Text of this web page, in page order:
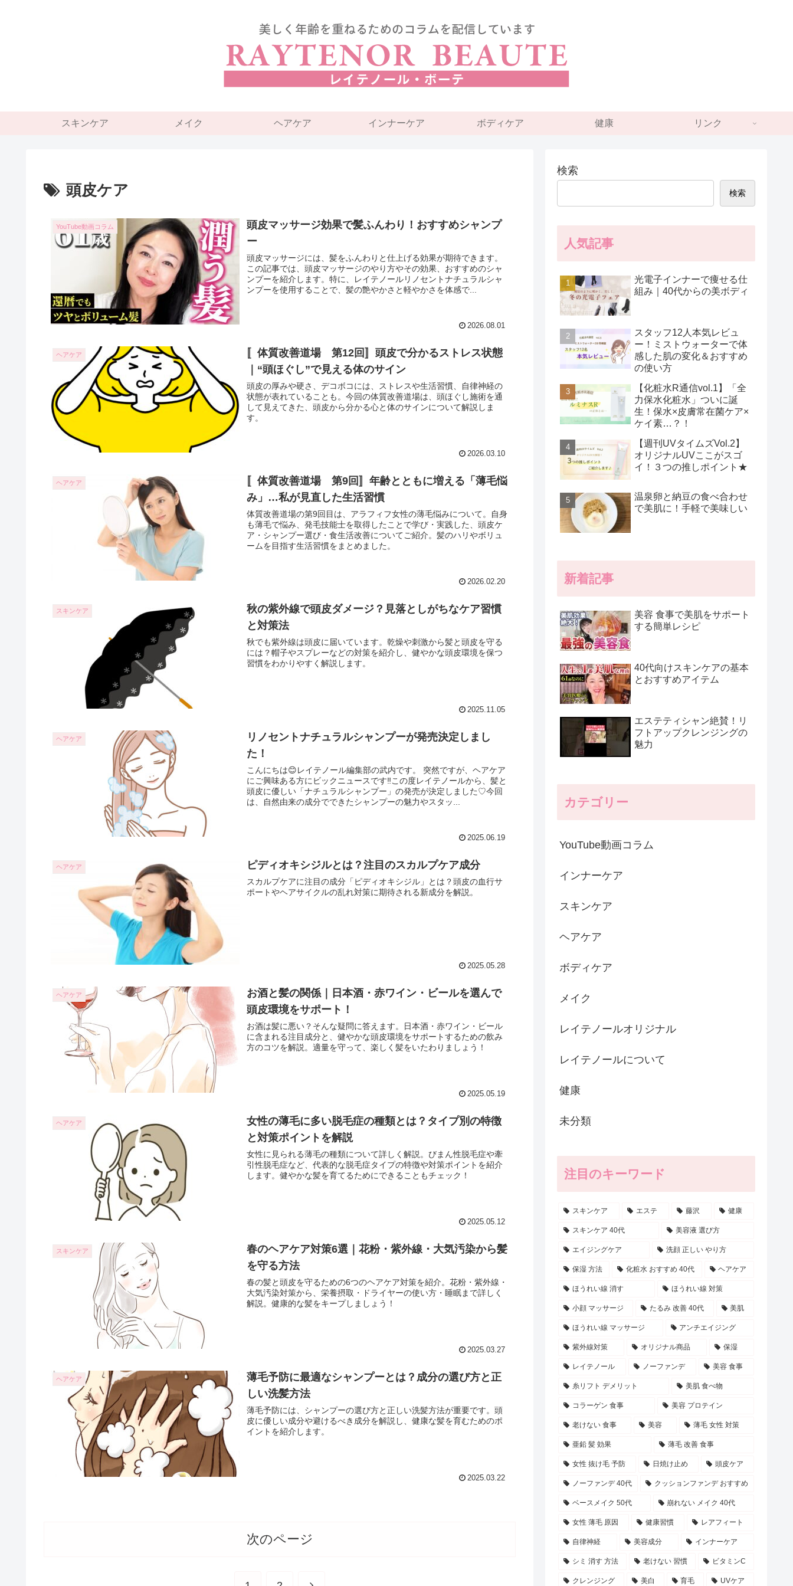
スキンケア メイク ヘアケア インナーケア ボディケア 健康 リンク
頭皮ケア
YouTube動画コラム
頭皮マッサージ効果で髪ふんわり！おすすめシャンプ
ー
頭皮マッサージには、髪をふんわりと仕上げる効果が期待できます。
この記事では、頭皮マッサージのやり方やその効果、おすすめのシャ
ンプーを紹介します。特に、レイテノールリノセントナチュラルシャ
ンプーを使用することで、髪の艶やかさと軽やかさを体感で...
2026.08.01
ヘアケア
〚体質改善道場 第12回〛頭皮で分かるストレス状態
｜“頭ほぐし”で見える体のサイン
頭皮の厚みや硬さ、デコボコには、ストレスや生活習慣、自律神経の
状態が表れていることも。今回の体質改善道場は、頭ほぐし施術を通
して見えてきた、頭皮から分かる心と体のサインについて解説しま
す。
2026.03.10
ヘアケア
〚体質改善道場 第9回〛年齢とともに増える「薄毛悩
み」…私が見直した生活習慣
体質改善道場の第9回目は、アラフィフ女性の薄毛悩みについて。自身
も薄毛で悩み、発毛技能士を取得したことで学び・実践した、頭皮ケ
ア・シャンプー選び・食生活改善についてご紹介。髪のハリやボリュ
ームを目指す生活習慣をまとめました。
2026.02.20
スキンケア
秋の紫外線で頭皮ダメージ？見落としがちなケア習慣
と対策法
秋でも紫外線は頭皮に届いています。乾燥や刺激から髪と頭皮を守る
には？帽子やスプレーなどの対策を紹介し、健やかな頭皮環境を保つ
習慣をわかりやすく解説します。
2025.11.05
ヘアケア
リノセントナチュラルシャンプーが発売決定しまし
た！
こんにちは😊レイテノール編集部の武内です。 突然ですが、ヘアケア
にご興味ある方にビックニュースです‼この度レイテノールから、髪と
頭皮に優しい「ナチュラルシャンプー」の発売が決定しました♡今回
は、自然由来の成分でできたシャンプーの魅力やスタッ...
2025.06.19
ヘアケア ピディオキシジルとは？注目のスカルプケア成分
スカルプケアに注目の成分「ピディオキシジル」とは？頭皮の血行サ
ポートやヘアサイクルの乱れ対策に期待される新成分を解説。
2025.05.28
ヘアケア
お酒と髪の関係｜日本酒・赤ワイン・ビールを選んで
頭皮環境をサポート！
お酒は髪に悪い？そんな疑問に答えます。日本酒・赤ワイン・ビール
に含まれる注目成分と、健やかな頭皮環境をサポートするための飲み
方のコツを解説。適量を守って、楽しく髪をいたわりましょう！
2025.05.19
ヘアケア
女性の薄毛に多い脱毛症の種類とは？タイプ別の特徴
と対策ポイントを解説
女性に見られる薄毛の種類について詳しく解説。びまん性脱毛症や牽
引性脱毛症など、代表的な脱毛症タイプの特徴や対策ポイントを紹介
します。健やかな髪を育てるためにできることもチェック！
2025.05.12
スキンケア
春のヘアケア対策6選｜花粉・紫外線・大気汚染から髪
を守る方法
春の髪と頭皮を守るための6つのヘアケア対策を紹介。花粉・紫外線・
大気汚染対策から、栄養摂取・ドライヤーの使い方・睡眠まで詳しく
解説。健康的な髪をキープしましょう！
2025.03.27
ヘアケア
薄毛予防に最適なシャンプーとは？成分の選び方と正
しい洗髪方法
薄毛予防には、シャンプーの選び方と正しい洗髪方法が重要です。頭
皮に優しい成分や避けるべき成分を解説し、健康な髪を育むためのポ
イントを紹介します。
2025.03.22
次のページ
検索
検索
人気記事
光電子インナーで痩せる仕
組み｜40代からの美ボディ
スタッフ12人本気レビュ
ー！ミストウォーターで体
感した肌の変化＆おすすめ
の使い方
【化粧水R通信vol.1】「全
力保水化粧水」ついに誕
生！保水×皮膚常在菌ケア×
ケイ素…？！
【週刊UVタイムズVol.2】
オリジナルUVここがスゴ
イ！３つの推しポイント★
温泉卵と納豆の食べ合わせ
で美肌に！手軽で美味しい
新着記事
美容 食事で美肌をサポート
する簡単レシピ
40代向けスキンケアの基本
とおすすめアイテム
エステティシャン絶賛！リ
フトアップクレンジングの
魅力
カテゴリー
YouTube動画コラム
インナーケア
スキンケア
ヘアケア
ボディケア
メイク
レイテノールオリジナル
レイテノールについて
健康
未分類
注目のキーワード
スキンケア エステ 藤沢 健康
スキンケア 40代 美容液 選び方
エイジングケア 洗顔 正しい やり方
保湿 方法 化粧水 おすすめ 40代 ヘアケア
ほうれい線 消す ほうれい線 対策
小顔 マッサージ たるみ 改善 40代 美肌
ほうれい線 マッサージ アンチエイジング
紫外線対策 オリジナル商品 保湿
レイテノール ノーファンデ 美容 食事
糸リフト デメリット 美肌 食べ物
コラーゲン 食事 美容 プロテイン
老けない 食事 美容 薄毛 女性 対策
亜鉛 髪 効果 薄毛 改善 食事
女性 抜け毛 予防 日焼け止め 頭皮ケア
ノーファンデ 40代 クッションファンデ おすすめ
ベースメイク 50代 崩れない メイク 40代
女性 薄毛 原因 健康習慣 レアフィート
自律神経 美容成分 インナーケア
シミ 消す 方法 老けない 習慣 ビタミンC
クレンジング 美白 育毛 UVケア